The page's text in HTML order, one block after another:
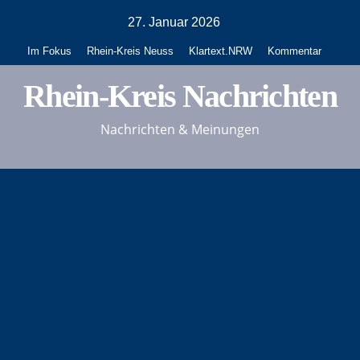
springen
27. Januar 2026
Im Fokus Rhein-Kreis Neuss Klartext.NRW Kommentar
Rhein-Kreis Nachrichten
Nachrichten & Meinungen